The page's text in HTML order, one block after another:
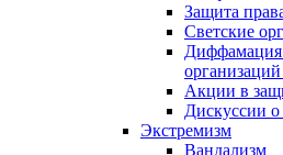
Защита
Светские
Акции в
Дискуссии
Экстремизм
Вандализм